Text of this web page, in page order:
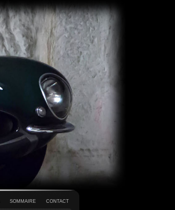
SOMMAIRE CONTACT